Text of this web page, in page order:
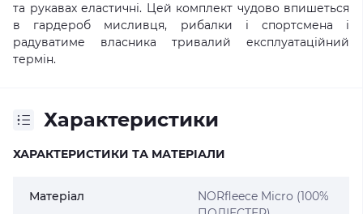
та рукавах еластичні. Цей комплект чудово впишеться
в гардероб мисливця, рибалки і спортсмена і
радуватиме власника тривалий експлуатаційний
термін.
Характеристики
ХАРАКТЕРИСТИКИ ТА МАТЕРІАЛИ
Матеріал
NORfleece Micro (100%